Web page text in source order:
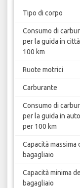
Tipo di corpo
Consumo di
per la guida in
100 km
Ruote motrici
Carburante
Consumo di
per la guida in
per 100 km
Capacità massima
bagagliaio
Capacità minima
bagagliaio